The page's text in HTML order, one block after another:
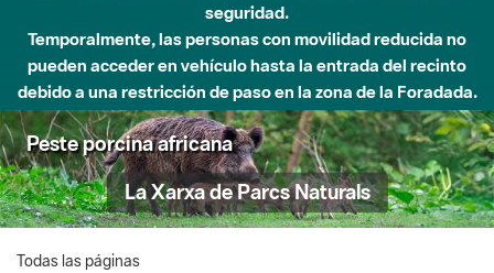
seguridad.
Temporalmente, las personas con movilidad reducida no
pueden acceder en vehículo hasta la entrada del recinto
debido a una restricción de paso en la zona de la Foradada.
Peste porcina africana
La Xarxa de Parcs Naturals
Todas las páginas